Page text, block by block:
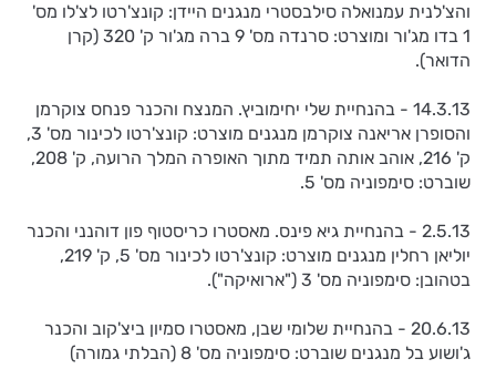
והצ'לנית עמנואלה סילבסטרי מנגנים היידן: קונצ'רטו לצ'לו מס'
1 בדו מג'ור ומוצרט: סרנדה מס' 9 ברה מג'ור ק' 320 (קרן
הדואר).
14.3.13 - בהנחיית שלי יחימוביץ. המנצח והכנר פנחס צוקרמן
והסופרן אריאנה צוקרמן מנגנים מוצרט: קונצ'רטו לכינור מס' 3,
ק' 216, אוהב אותה תמיד מתוך האופרה המלך הרועה, ק' 208,
שוברט: סימפוניה מס' 5.
2.5.13 - בהנחיית גיא פינס. מאסטרו כריסטוף פון דוהנני והכנר
יוליאן רחלין מנגנים מוצרט: קונצ'רטו לכינור מס' 5, ק' 219,
בטהובן: סימפוניה מס' 3 ("ארואיקה").
20.6.13 - בהנחיית שלומי שבן, מאסטרו סמיון ביצ'קוב והכנר
ג'ושוע בל מנגנים שוברט: סימפוניה מס' 8 (הבלתי גמורה)